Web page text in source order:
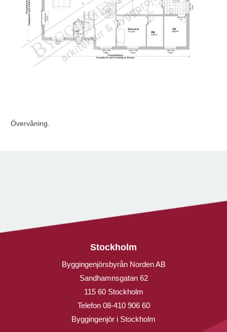
Övervåning.
Stockholm
Byggingenjörsbyrån Norden AB
Sandhamnsgatan 62
115 60 Stockholm
Telefon 08-410 906 60
Byggingenjör i Stockholm